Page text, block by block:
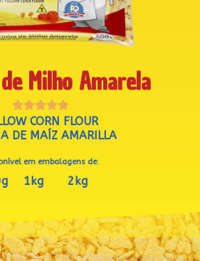
Milho Amarela

CORN FLOUR
DE MAÍZ AMARILLA
em embalagens de:
1kg 2kg